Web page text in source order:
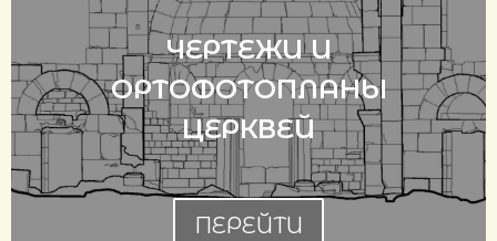
ЧЕРТЕЖИ И
ОРТОФОТОПЛАНЫ
ЦЕРКВЕЙ
ПЕРЕЙТИ